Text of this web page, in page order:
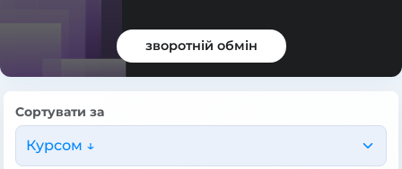
зворотній обмін
Сортувати за
Курсом ↓